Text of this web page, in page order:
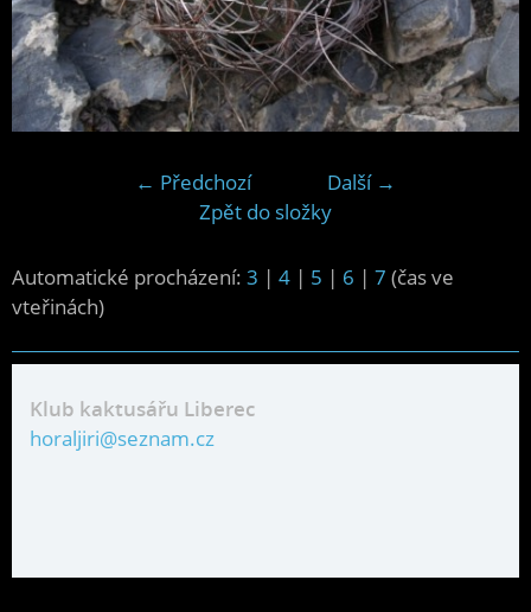
← Předchozí
Další →
Zpět do složky
Automatické procházení: 3 | 4 | 5 | 6 | 7 (čas ve
vteřinách)
Klub kaktusářu Liberec
horaljiri@seznam.cz